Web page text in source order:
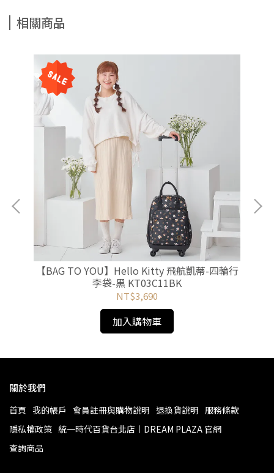
相關商品
【BAG TO YOU】Hello Kitty 飛航凱蒂-四輪行
李袋-黑 KT03C11BK
NT$3,690
加入購物車
關於我們
首頁 我的帳戶 會員註冊與購物說明 退換貨說明 服務條款
隱私權政策 統一時代百貨台北店丨DREAM PLAZA 官網
查詢商品